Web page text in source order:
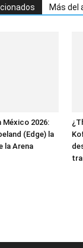
Más del
México 2026:
(Edge) la
la Arena